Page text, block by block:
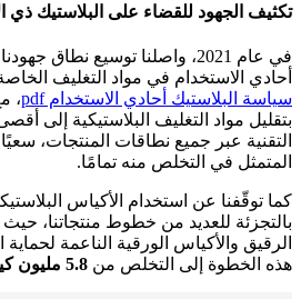
تكثيف الجهود للقضاء على البلاستيك ذي
في عام 2021، واصلنا توسيع نطاق
أحادي الاستخدام في مواد التغليف الخاصة
سياسة البلاستيك أحادي الاستخدام pdf
،
بتقليل مواد التغليف البلاستيكية إلى
التقنية عبر جميع نطاقات المنتجات،
المتمثل في التخلص منه تمامًا.
كما توقّفنا عن استخدام الأكياس
بالتجزئة للعديد من خطوط منتجاتنا، حيث
الرقيق والأكياس الورقية الناعمة
هذه الخطوة إلى التخلص من 5.8 مليون كيس بلاستيكي إضافي.